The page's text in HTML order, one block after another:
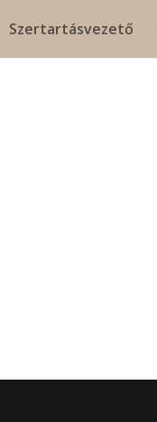
Szertartásvezető